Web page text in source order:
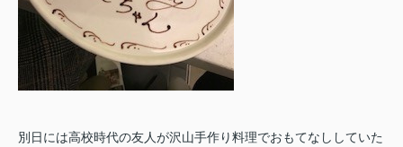
別日には高校時代の友人が沢山手作り料理でおもてなししていた